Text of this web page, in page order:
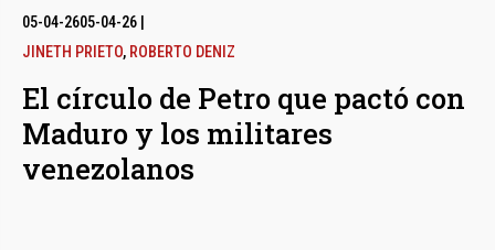
05-04-2605-04-26
JINETH PRIETO, ROBERTO DENIZ
El círculo de Petro que pactó con
Maduro y los militares
venezolanos